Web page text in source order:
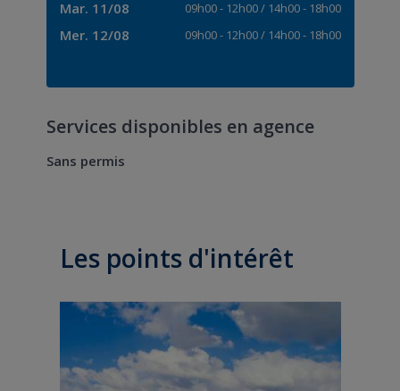
Mar. 11/08 09h00- 12h00/ 14h00- 18h00
Mer. 12/08 09h00- 12h00/ 14h00- 18h00
Services disponibles en agence
Sans permis
Les points d'intérêt